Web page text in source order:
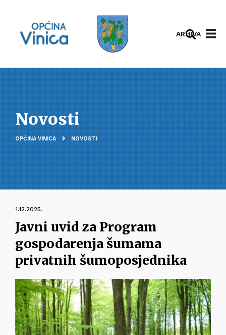
ARHIVA
Novosti
OPĆINA VINICA NOVOSTI
1.12.2025.
Javni uvid za Program
gospodarenja šumama
privatnih šumoposjednika